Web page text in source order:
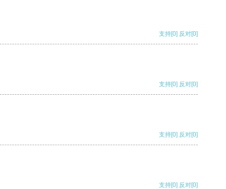
支持[0] 反对[0]
支持[0] 反对[0]
支持[0] 反对[0]
支持[0] 反对[0]